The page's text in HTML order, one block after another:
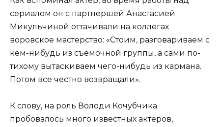
сериалом он с партнершей Анастасией
Микульчиной оттачивали на коллегах
воровское мастерство: «Стоим, разговариваем с
кем-нибудь из съемочной группы, а сами по-
тихому вытаскиваем чего-нибудь из кармана.
Потом все честно возвращали».
К слову, на роль Володи Кочубчика
пробовалось много известных актеров,